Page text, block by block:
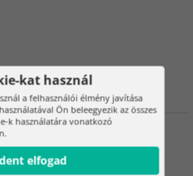
– 2 db
kat használ
a felhasználói élmény javítása
Ön beleegyezik az összes
k használatára vonatkozó
elfogad